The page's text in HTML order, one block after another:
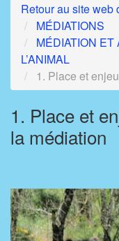
Retour au site web
MÉDIATIONS
MÉDIATION
L’ANIMAL
1. Place et
1. Place et
la médiation